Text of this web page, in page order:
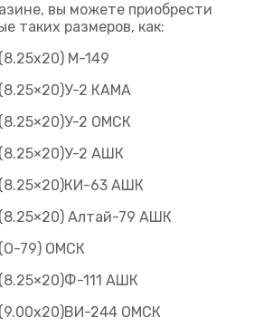
вы можете приобрести
таких размеров, как:
М-149
2 КАМА
2 ОМСК
2 АШК
63 АШК
Алтай-79 АШК
79) ОМСК
111 АШК
244 ОМСК